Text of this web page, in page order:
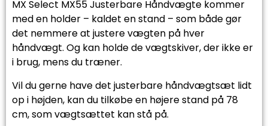
MX Select MX55 Justerbare Håndvægte kommer
med en holder – kaldet en stand – som både gør
det nemmere at justere vægten på hver
håndvægt. Og kan holde de vægtskiver, der ikke er
i brug, mens du træner.
Vil du gerne have det justerbare håndvægtsæt lidt
op i højden, kan du tilkøbe en højere stand på 78
cm, som vægtsættet kan stå på.